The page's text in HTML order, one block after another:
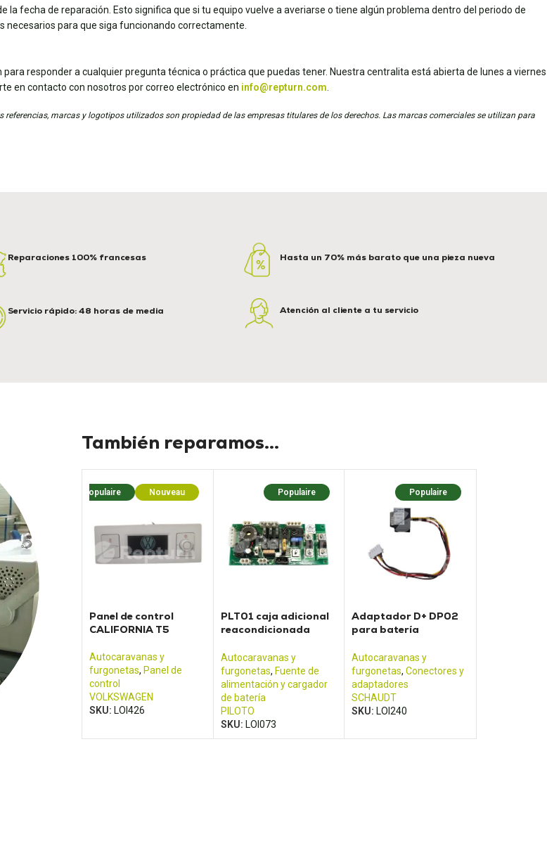
fecha de reparación. Esto significa que si tu equipo vuelve a averiarse o tiene algún problema dentro del periodo de
necesarios para que siga funcionando correctamente.
responder a cualquier pregunta técnica o práctica que puedas tener. Nuestra centralita está abierta de lunes a viernes
en contacto con nosotros por correo electrónico en info@repturn.com
marcas y logotipos utilizados son propiedad de las empresas titulares de los derechos. Las marcas comerciales se utilizan para
Reparaciones 100% francesas
Servicio rápido: 48 horas de media
Hasta un 70% más barato que una pieza nueva
Atención al cliente a tu servicio
También reparamos...
Populaire Nouveau
Panel de control
CALIFORNIA T5
Autocaravanas y
furgonetas, Panel de
control
VOLKSWAGEN
SKU: LOI426
Populaire
PLT01 caja adicional
reacondicionada
Pilote
Autocaravanas y
furgonetas, Fuente de
alimentación y cargador
de batería
PILOTO
SKU: LOI073
Populaire
Adaptador D+ DP02
para batería
Autocaravanas y
furgonetas, Conectores y
adaptadores
SCHAUDT
SKU: LOI240